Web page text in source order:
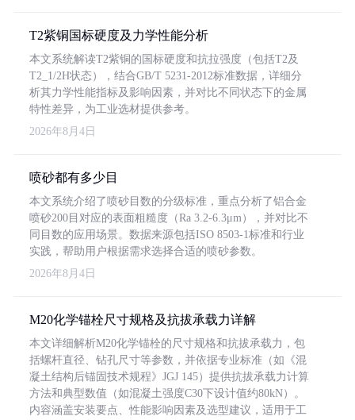
T2紫铜国标硬度及力学性能分析
本文系统解读T2紫铜的国标硬度和抗拉强度（包括T2及
T2_1/2H状态），结合GB/T 5231-2012标准数据，详细分
析其力学性能指标及影响因素，并对比不同状态下的金属
特性差异，为工业选材提供参考。
2026年8月4日
喷砂都有多少目
本文系统介绍了喷砂目数的分级标准，重点分析了铝合金
喷砂200目对应的表面粗糙度（Ra 3.2-6.3μm），并对比不
同目数的应用场景。数据来源包括ISO 8503-1标准和行业
实践，帮助用户根据需求选择合适的喷砂参数。
2026年8月4日
M20化学锚栓尺寸规格及抗拔承载力详解
本文详细解析M20化学锚栓的尺寸规格和抗拔承载力，包
括螺杆直径、钻孔尺寸等参数，并依据专业标准（如《混
凝土结构后锚固技术规程》JGJ 145）提供抗拔承载力计算
方法和典型数值（如混凝土强度C30下设计值约80kN）。
内容涵盖安装要点、性能影响因素及选型建议，适用于工